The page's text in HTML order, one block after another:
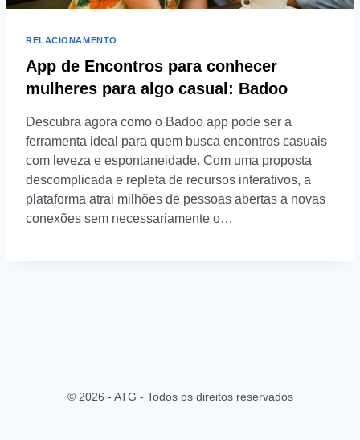
RELACIONAMENTO
App de Encontros para conhecer
mulheres para algo casual: Badoo
Descubra agora como o Badoo app pode ser a
ferramenta ideal para quem busca encontros casuais
com leveza e espontaneidade. Com uma proposta
descomplicada e repleta de recursos interativos, a
plataforma atrai milhões de pessoas abertas a novas
conexões sem necessariamente o…
© 2026 - ATG - Todos os direitos reservados